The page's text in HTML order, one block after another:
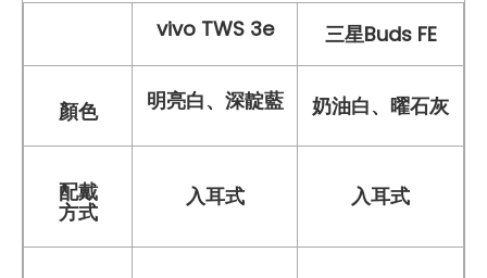
vivo TWS 3e 三星Buds FE
顏色 明亮白、深靛藍 奶油白、曜石灰
配戴
方式
入耳式 入耳式